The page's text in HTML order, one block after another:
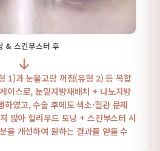
& 스킨부스터 후
1)과 눈물고랑 꺼짐(유형 2) 등 복합
이스로, 눈밑지방재배치 + 나노지방
하였고, 수술 후에도 색소·혈관 문제
않아 헐리우드 토닝 + 스킨부스터 시
을 개선하여 원하는 결과를 얻을 수